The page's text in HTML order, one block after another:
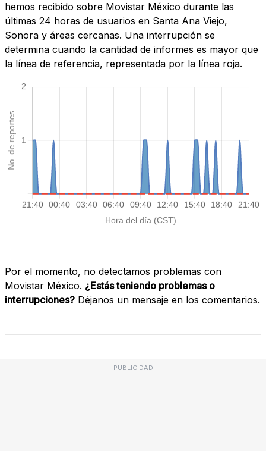
hemos recibido sobre Movistar México durante las
últimas 24 horas de usuarios en Santa Ana Viejo,
Sonora y áreas cercanas. Una interrupción se
determina cuando la cantidad de informes es mayor que
la línea de referencia, representada por la línea roja.
Por el momento, no detectamos problemas con
Movistar México. ¿Estás teniendo problemas o
interrupciones? Déjanos un mensaje en los comentarios.
PUBLICIDAD